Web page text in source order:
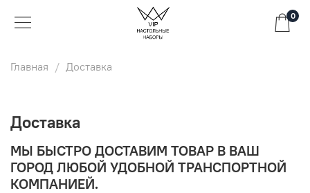
0
Главная Доставка
Доставка
МЫ БЫСТРО ДОСТАВИМ ТОВАР В ВАШ
ГОРОД ЛЮБОЙ УДОБНОЙ ТРАНСПОРТНОЙ
КОМПАНИЕЙ.